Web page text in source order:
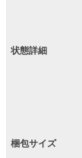
状態詳細
梱包サイズ